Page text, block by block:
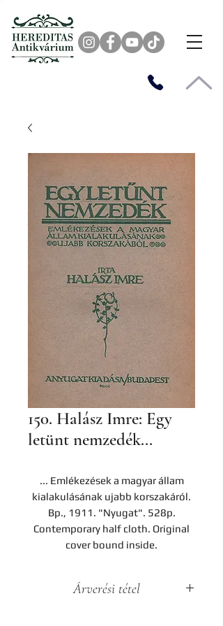
150. Halász Imre: Egy
letünt nemzedék...
... Emlékezések a magyar állam
kialakulásának ujabb korszakáról.
Bp., 1911. "Nyugat". 528p.
Contemporary half cloth. Original
cover bound inside.
Árverési tétel